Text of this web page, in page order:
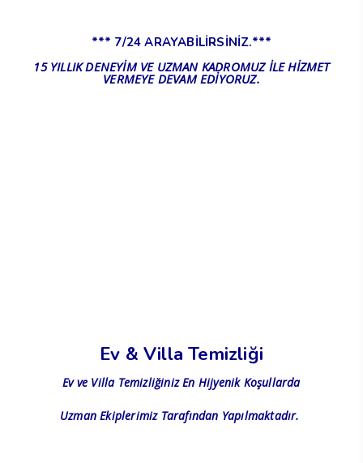
*** 7/24 ARAYABİLİRSİNİZ.***
15 YILLIK DENEYİM VE UZMAN KADROMUZ İLE HİZMET
VERMEYE DEVAM EDİYORUZ.
Ev & Villa Temizliği
Ev ve Villa Temizliğiniz En Hijyenik Koşullarda
Uzman Ekiplerimiz Tarafından Yapılmaktadır.